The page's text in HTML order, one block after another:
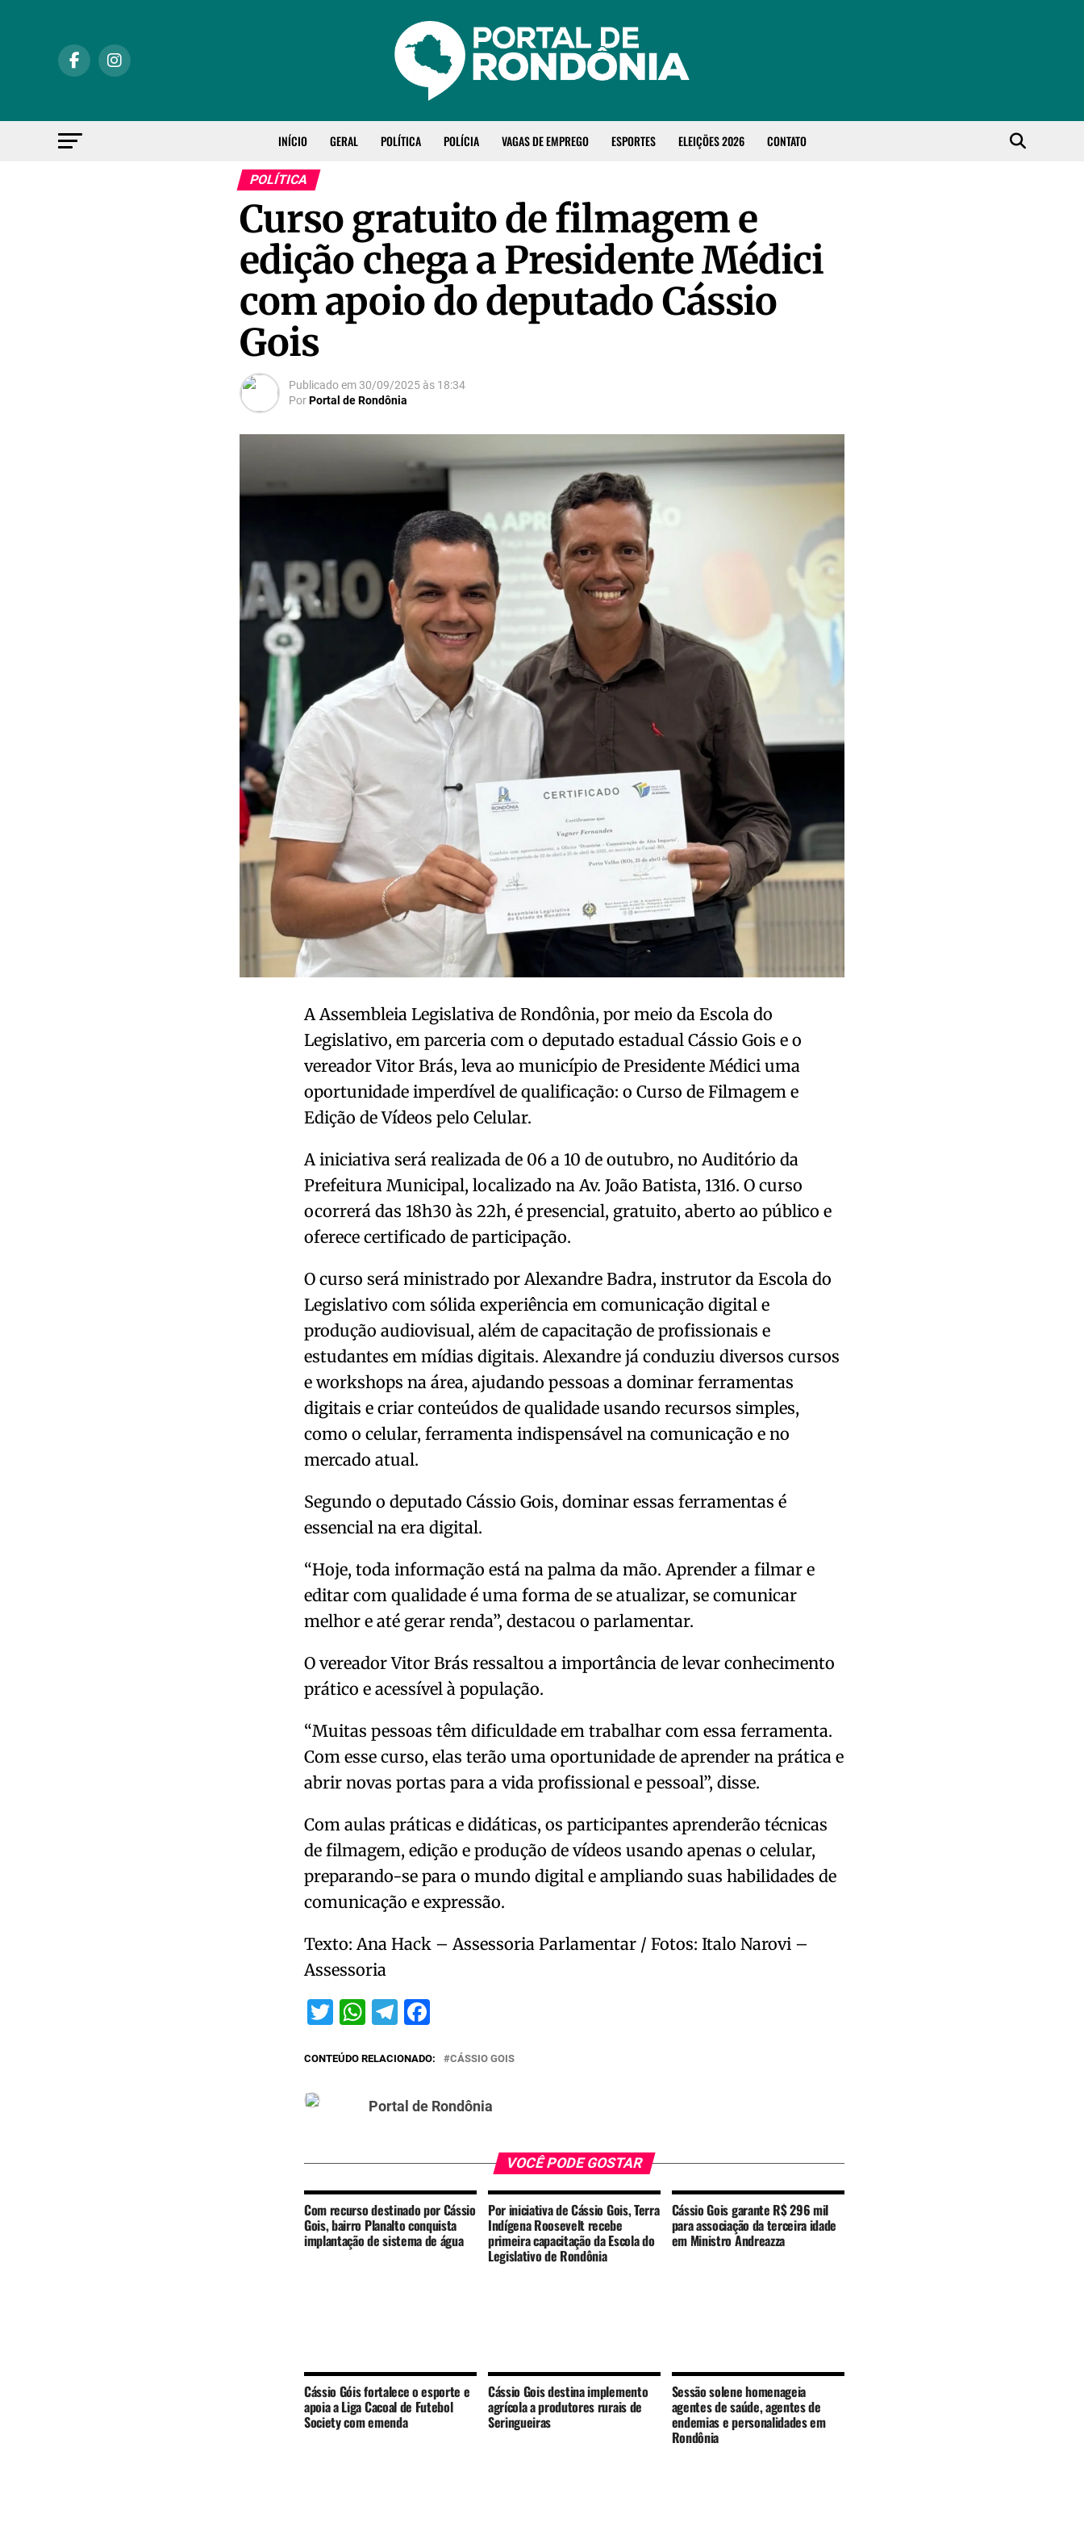
INÍCIO GERAL POLÍTICA POLÍCIA VAGAS DE EMPREGO ESPORTES ELEIÇÕES 2026 CONTATO
POLÍTICA
Curso gratuito de filmagem e
edição chega a Presidente Médici
com apoio do deputado Cássio
Gois
Publicado em 30/09/2025 às 18:34
PorPortal de Rondônia
A Assembleia Legislativa de Rondônia, por meio da Escola do
Legislativo, em parceria com o deputado estadual Cássio Gois e o
vereador Vitor Brás, leva ao município de Presidente Médici uma
oportunidade imperdível de qualificação: o Curso de Filmagem e
Edição de Vídeos pelo Celular.
A iniciativa será realizada de 06 a 10 de outubro, no Auditório da
Prefeitura Municipal, localizado na Av. João Batista, 1316. O curso
ocorrerá das 18h30 às 22h, é presencial, gratuito, aberto ao público e
oferece certificado de participação.
O curso será ministrado por Alexandre Badra, instrutor da Escola do
Legislativo com sólida experiência em comunicação digital e
produção audiovisual, além de capacitação de profissionais e
estudantes em mídias digitais. Alexandre já conduziu diversos cursos
e workshops na área, ajudando pessoas a dominar ferramentas
digitais e criar conteúdos de qualidade usando recursos simples,
como o celular, ferramenta indispensável na comunicação e no
mercado atual.
Segundo o deputado Cássio Gois, dominar essas ferramentas é
essencial na era digital.
“Hoje, toda informação está na palma da mão. Aprender a filmar e
editar com qualidade é uma forma de se atualizar, se comunicar
melhor e até gerar renda”, destacou o parlamentar.
O vereador Vitor Brás ressaltou a importância de levar conhecimento
prático e acessível à população.
“Muitas pessoas têm dificuldade em trabalhar com essa ferramenta.
Com esse curso, elas terão uma oportunidade de aprender na prática e
abrir novas portas para a vida profissional e pessoal”, disse.
Com aulas práticas e didáticas, os participantes aprenderão técnicas
de filmagem, edição e produção de vídeos usando apenas o celular,
preparando-se para o mundo digital e ampliando suas habilidades de
comunicação e expressão.
Texto: Ana Hack – Assessoria Parlamentar / Fotos: Italo Narovi –
Assessoria
Twitter
WhatsApp
Telegram
CONTEÚDO RELACIONADO: CÁSSIO GOIS
Portal de Rondônia
VOCÊ PODE GOSTAR
Com recurso destinado por Cássio
Gois, bairro Planalto conquista
implantação de sistema de água
Por iniciativa de Cássio Gois, Terra
Indígena Roosevelt recebe
primeira capacitação da Escola do
Legislativo de Rondônia
Cássio Gois garante R$ 296 mil
para associação da terceira idade
em Ministro Andreazza
Cássio Góis fortalece o esporte e
apoia a Liga Cacoal de Futebol
Society com emenda
Cássio Gois destina implemento
agrícola a produtores rurais de
Seringueiras
Sessão solene homenageia
agentes de saúde, agentes de
endemias e personalidades em
Rondônia